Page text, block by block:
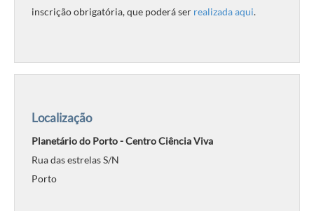
inscrição obrigatória, que poderá ser realizada aqui.
Localização
Planetário do Porto - Centro Ciência Viva
Rua das estrelas S/N
Porto